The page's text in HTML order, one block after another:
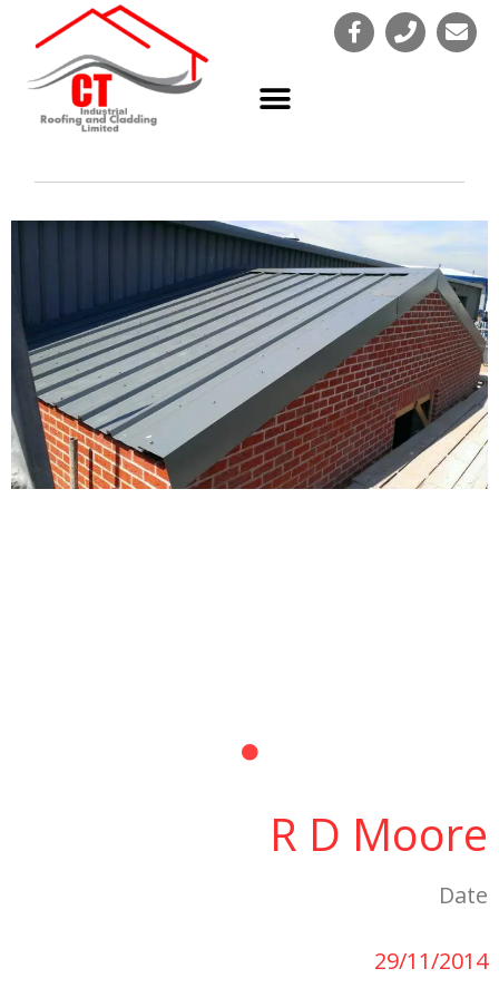
R D Moore
Date
29/11/2014